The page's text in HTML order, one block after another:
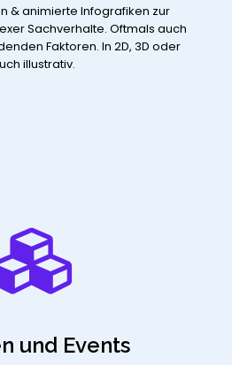
& animierte Infografiken zur
Sachverhalte. Oftmals auch
Faktoren. In 2D, 3D oder
illustrativ.
und Events